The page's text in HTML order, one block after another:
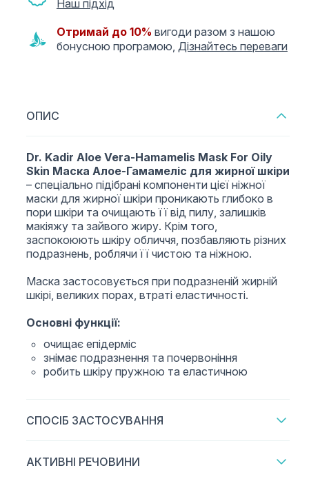
Наш підхід
Отримай до 10% вигоди разом з нашою
бонусною програмою, Дізнайтесь переваги
ОПИС
Dr. Kadir Aloe Vera-Hamamelis Mask For Oily
Skin Маска Алое-Гамамеліс для жирної шкіри
– спеціально підібрані компоненти цієї ніжної
маски для жирної шкіри проникають глибоко в
пори шкіри та очищають її від пилу, залишків
макіяжу та зайвого жиру. Крім того,
заспокоюють шкіру обличчя, позбавляють різних
подразнень, роблячи її чистою та ніжною.
Маска застосовується при подразненій жирній
шкірі, великих порах, втраті еластичності.
Основні функції:
очищає епідерміс
знімає подразнення та почервоніння
робить шкіру пружною та еластичною
СПОСІБ ЗАСТОСУВАННЯ
АКТИВНІ РЕЧОВИНИ